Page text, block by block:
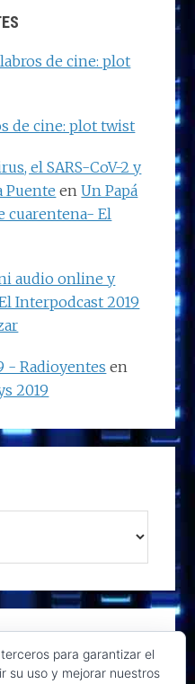
de cine: plot
de cine: plot twist
el SARS-CoV-2 y
Puente enUn Papá
cuarentena- El
audio online y
Interpodcast 2019
- Radioyentes en
2019
para garantizar el
su uso y mejorar nuestros